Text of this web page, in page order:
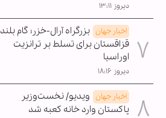
دیروز ۱۳:۱۱
اخبار جهان بزرگراه آرال-خزر؛ گام بلند
قزاقستان برای تسلط بر ترانزیت
اوراسیا
دیروز ۱۸:۱۶
اخبار جهان ویدیو/ نخست‌وزیر
پاکستان وارد خانه کعبه شد